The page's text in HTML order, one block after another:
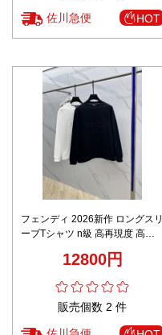
佐川急便 HOT
フェンディ 2026新作 ロングスリ
ーブTシャツ n級 高再現度 高品
高評価口コミ多数 安心サイト
12800円
販売個数 2 件